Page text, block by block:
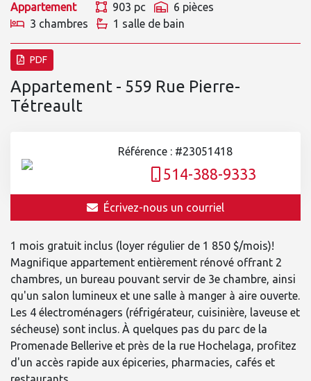
Appartement 903 pc
6 pièces
3 chambres
1 salle de bain
PDF
Appartement - 559 Rue Pierre-
Tétreault
Référence : #23051418
514-388-9333
Écrivez-nous un courriel
1 mois gratuit inclus (loyer régulier de 1 850 $/mois)!
Magnifique appartement entièrement rénové offrant 2
chambres, un bureau pouvant servir de 3e chambre, ainsi
qu'un salon lumineux et une salle à manger à aire ouverte.
Les 4 électroménagers (réfrigérateur, cuisinière, laveuse et
sécheuse) sont inclus. À quelques pas du parc de la
Promenade Bellerive et près de la rue Hochelaga, profitez
d'un accès rapide aux épiceries, pharmacies, cafés et